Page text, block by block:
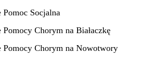
Pomoc Socjalna
Pomocy Chorym na Białaczkę
Pomocy Chorym na Nowotwory